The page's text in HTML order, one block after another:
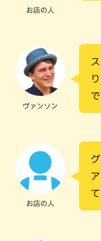
お店の人
ヴァンソン
お店の人